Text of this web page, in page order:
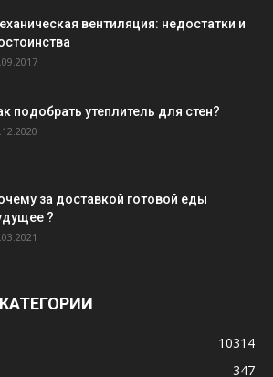
вентиляция: недостатки и
подобрать утеплитель для стен?
за доставкой готовой еды
?
10314
347